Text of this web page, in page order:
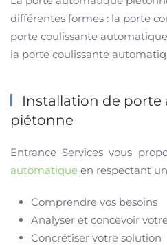
différentes formes : la porte
porte coulissante
la porte coulissante
Installation de
piétonne
Entrance Services vous
automatique en respectant
Comprendre vos besoins
Analyser et concevoir
Concrétiser votre solution